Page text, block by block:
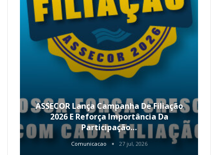
ASSECOR Lança Campanha De Filiação
2026 E Reforça Importância Da
Participação…
Comunicacao 27 jul, 2026